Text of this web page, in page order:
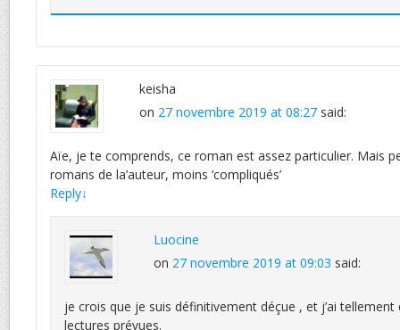
keisha
on 27 novembre 2019 at 08:27 said:
Aïe, je te comprends, ce roman est assez particulier. Mais
romans de la’auteur, moins ‘compliqués’
Reply↓
Luocine
on 27 novembre 2019 at 09:03 said:
je crois que je suis définitivement déçue , et j’ai
lectures prévues.